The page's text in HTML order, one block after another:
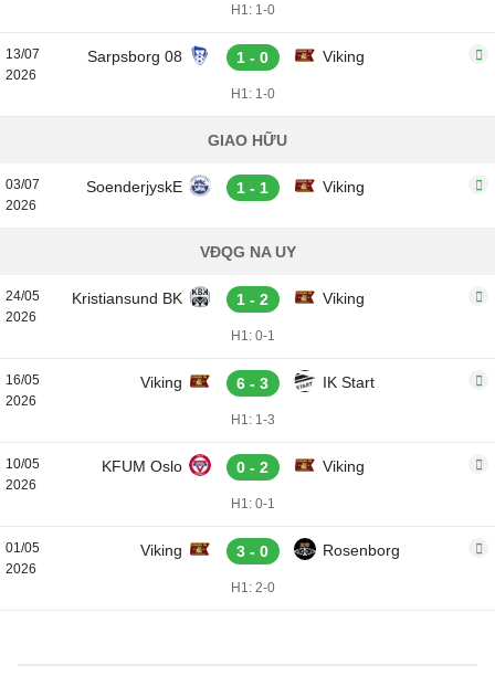
H1: 1-0
13/07
2026
Sarpsborg 08 1 - 0 Viking
H1: 1-0
GIAO HỮU
03/07
2026
SoenderjyskE 1 - 1 Viking
VĐQG NA UY
24/05
2026
Kristiansund BK 1 - 2 Viking
H1: 0-1
16/05
2026
Viking 6 - 3 IK Start
H1: 1-3
10/05
2026
KFUM Oslo 0 - 2 Viking
H1: 0-1
01/05
2026
Viking 3 - 0 Rosenborg
H1: 2-0